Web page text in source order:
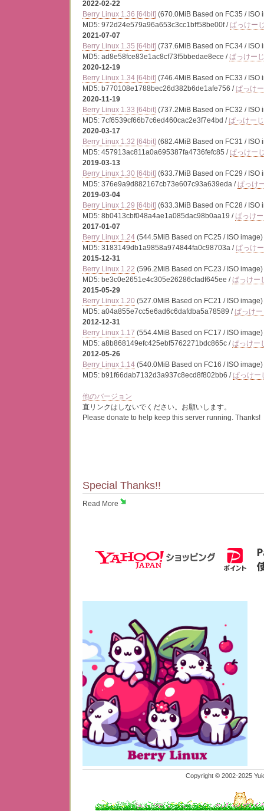
2022-02-22
Berry Linux 1.36 [64bit] (670.0MiB Based on FC35 / ISO
MD5: 972d24e579a96a653c3cc1bff58be00f /ぱっけー
2021-07-07
Berry Linux 1.35 [64bit] (737.6MiB Based on FC34 / ISO
MD5: ad8e58fce83e1ac8cf73f5bbedae8ece /ぱっけーじ
2020-12-19
Berry Linux 1.34 [64bit] (746.4MiB Based on FC33 / ISO
MD5: b770108e1788bec26d382b6de1afe756 /ぱっけ
2020-11-19
Berry Linux 1.33 [64bit] (737.2MiB Based on FC32 / ISO
MD5: 7cf6539cf66b7c6ed460cac2e3f7e4bd /ぱっけーじ
2020-03-17
Berry Linux 1.32 [64bit] (682.4MiB Based on FC31 / ISO
MD5: 457913ac811a0a695387fa4736fefc85 /ぱっけー
2019-03-13
Berry Linux 1.30 [64bit] (633.7MiB Based on FC29 / ISO
MD5: 376e9a9d882167cb73e607c93a639eda /ぱっけ
2019-03-04
Berry Linux 1.29 [64bit] (633.3MiB Based on FC28 / ISO
MD5: 8b0413cbf048a4ae1a085dac98b0aa19 /ぱっけ
2017-01-07
Berry Linux 1.24 (544.5MiB Based on FC25 / ISO image)
MD5: 3183149db1a9858a974844fa0c98703a /ぱっけ
2015-12-31
Berry Linux 1.22 (596.2MiB Based on FC23 / ISO image)
MD5: be3c0e2651e4c305e26286cfadf645ee /ぱっけー
2015-05-29
Berry Linux 1.20 (527.0MiB Based on FC21 / ISO image)
MD5: a04a855e7cc5e6ad6c6dafdba5a78589 /ぱっけ
2012-12-31
Berry Linux 1.17 (554.4MiB Based on FC17 / ISO image)
MD5: a8b868149efc425ebf5762271bdc865c /ぱっけー
2012-05-26
Berry Linux 1.14 (540.0MiB Based on FC16 / ISO image)
MD5: b91f66dab7132d3a937c8ecd8f802bb6 /ぱっけー
他のバージョン
直リンクはしないでください。お願いします。
Please donate to help keep this server running. Thanks!
Special Thanks!!
Read More
Copyright © 2002-2025